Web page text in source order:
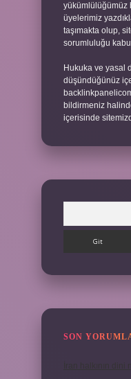
yükümlülüğümüz
üyelerimiz
taşımakta olup,
sorumluluğu
Hukuka ve yasal
düşündüğünüz
bildirmeniz
içerisinde
SON